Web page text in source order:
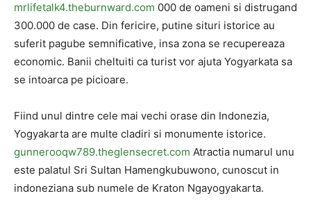
mrlifetalk4.theburnward.com 000 de oameni si distrugand
300.000 de case. Din fericire, putine situri istorice au
suferit pagube semnificative, insa zona se recupereaza
economic. Banii cheltuiti ca turist vor ajuta Yogyarkata sa
se intoarca pe picioare.
Fiind unul dintre cele mai vechi orase din Indonezia,
Yogyakarta are multe cladiri si monumente istorice.
gunnerooqw789.theglensecret.com Atractia numarul unu
este palatul Sri Sultan Hamengkubuwono, cunoscut in
indoneziana sub numele de Kraton Ngayogyakarta.